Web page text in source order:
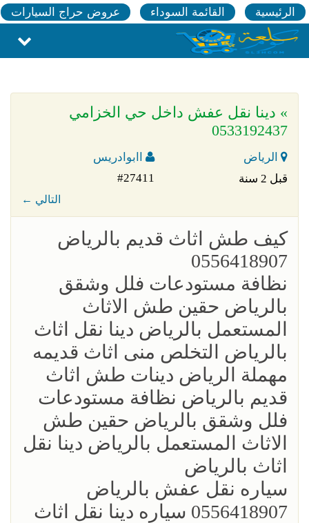
الرئيسية القائمة السوداء عروض حراج السيارات
» دينا نقل عفش داخل حي الخزامي
0533192437
الرياض
اابوادريس
قبل 2 سنة
#27411
← التالي
‏كيف طش اثاث قديم بالرياض
0556418907
نظافة مستودعات فلل وشقق
بالرياض حقين طش الاثاث
المستعمل بالرياض دينا نقل اثاث
بالرياض التخلص منى اثاث قديمه
مهملة الرياض دينات طش اثاث
قديم بالرياض نظافة مستودعات
فلل وشقق بالرياض حقين طش
الاثاث المستعمل بالرياض دينا نقل
اثاث بالرياض
‏سياره نقل عفش بالرياض
0556418907 سياره دينا نقل اثاث